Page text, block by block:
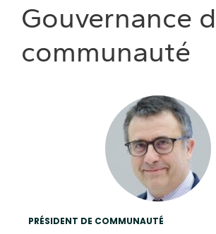
Gouvernance
communauté
PRÉSIDENT DE COMMUNAUTÉ